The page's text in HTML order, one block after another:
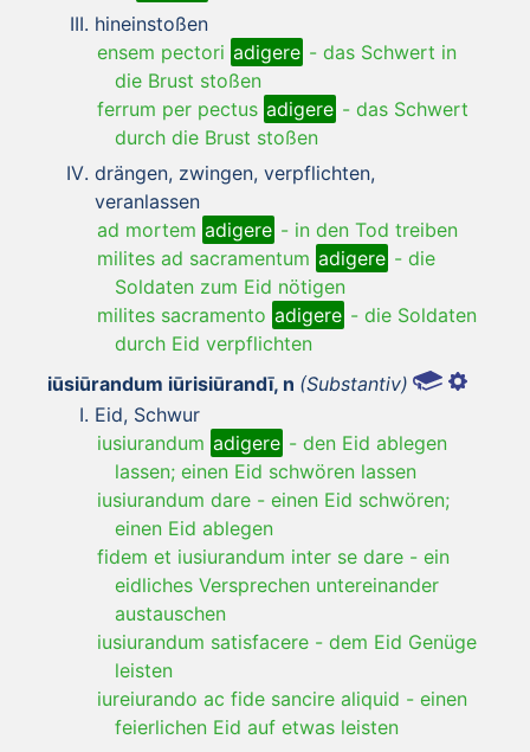
hineinstoßen
ensem pectori adigere - das Schwert in
die Brust stoßen
ferrum per pectus adigere - das Schwert
durch die Brust stoßen
drängen, zwingen, verpflichten,
veranlassen
ad mortem adigere - in den Tod treiben
milites ad sacramentum adigere - die
Soldaten zum Eid nötigen
milites sacramento adigere - die Soldaten
durch Eid verpflichten
iūsiūrandum iūrisiūrandī, n (Substantiv)
Eid, Schwur
iusiurandum adigere - den Eid ablegen
lassen; einen Eid schwören lassen
iusiurandum dare - einen Eid schwören;
einen Eid ablegen
fidem et iusiurandum inter se dare - ein
eidliches Versprechen untereinander
austauschen
iusiurandum satisfacere - dem Eid Genüge
leisten
iureiurando ac fide sancire aliquid - einen
feierlichen Eid auf etwas leisten